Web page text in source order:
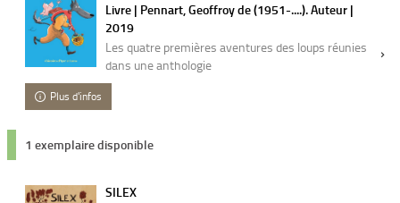
Livre | Pennart, Geoffroy de (1951-....). Auteur |
2019
Les quatre premières aventures des loups réunies
dans une anthologie
Plus d'infos
1 exemplaire disponible
SILEX